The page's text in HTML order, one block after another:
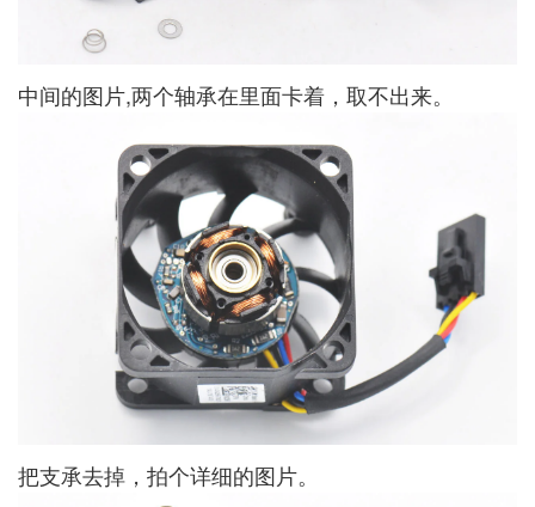
中间的图片,两个轴承在里面卡着，取不出来。
把支承去掉，拍个详细的图片。